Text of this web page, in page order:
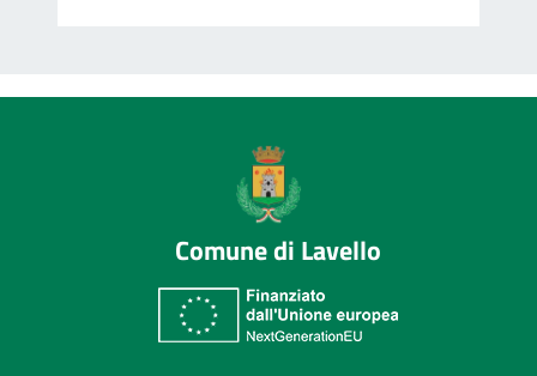
Comune di Lavello